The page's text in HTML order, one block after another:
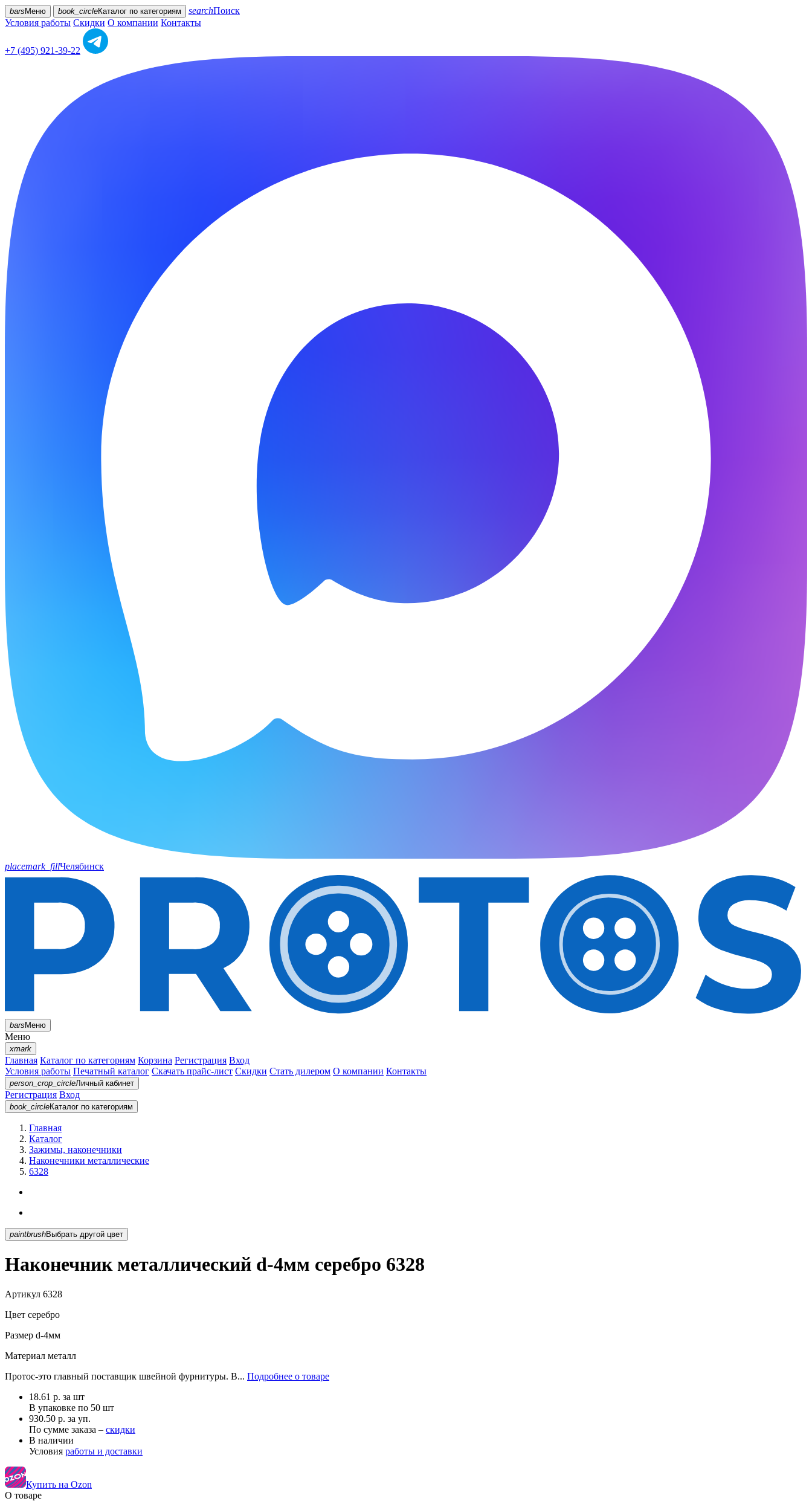
bars Меню book_circleКаталог по категориям searchПоиск
Условия работы Скидки О компании Контакты
+7 (495) 921-39-22
placemark_fillЧелябинск
barsМеню
Меню
xmark
Главная Каталог по категориям Корзина Регистрация Вход
Условия работы Печатный каталог Скачать прайс-лист Скидки Стать дилером О компании Контакты
person_crop_circleЛичный кабинет
Регистрация Вход
book_circleКаталог по категориям
Главная
Каталог
Зажимы, наконечники
Наконечники металлические
6328
paintbrush Выбрать другой цвет
Наконечник металлический d-4мм серебро 6328
Артикул 6328
Цвет серебро
Размер d-4мм
Материал металл
Протос-это главный поставщик швейной фурнитуры. В... Подробнее о товаре
18.61 р. за шт
В упаковке по 50 шт
930.50 р. за уп.
По сумме заказа – скидки
В наличии
Условия работы и доставки
Купить на Ozon
О товаре